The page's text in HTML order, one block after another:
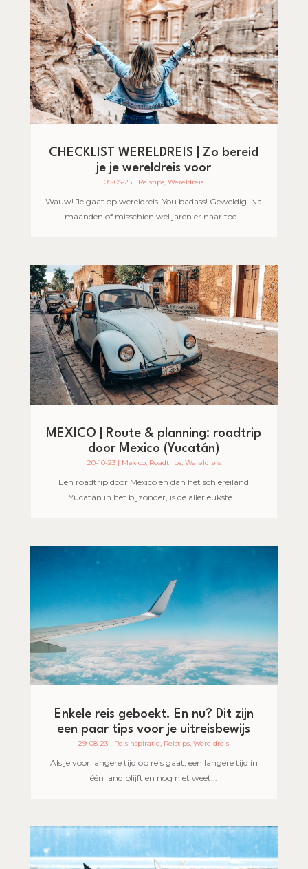
CHECKLIST WERELDREIS | Zo bereid
je je wereldreis voor
05-05-25 | Reistips,Wereldreis
Wauw! Je gaat op wereldreis! You badass! Geweldig. Na
maanden of misschien wel jaren er naar toe...
MEXICO | Route & planning: roadtrip
door Mexico (Yucatán)
20-10-23| Mexico, Roadtrips, Wereldreis
Een roadtrip door Mexico en dan het schiereiland
Yucatán in het bijzonder, is de allerleukste...
Enkele reis geboekt. En nu? Dit zijn
een paar tips voor je uitreisbewijs
29-08-23 | Reisinspiratie, Reistips,Wereldreis
Als je voor langere tijd op reis gaat, een langere tijd in
één land blijft en nog niet weet...